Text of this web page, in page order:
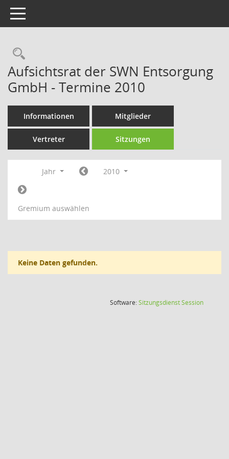
Toggle navigation
Rechercheauswahl
Aufsichtsrat der SWN Entsorgung
GmbH - Termine 2010
Informationen Mitglieder
Vertreter Sitzungen
Jahr 2010
Gremium auswählen
Keine Daten gefunden.
Software:SitzungsdienstSession(Wird in